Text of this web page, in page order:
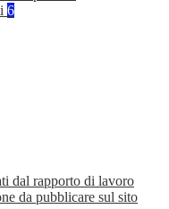
6
dal rapporto di lavoro
da pubblicare sul sito